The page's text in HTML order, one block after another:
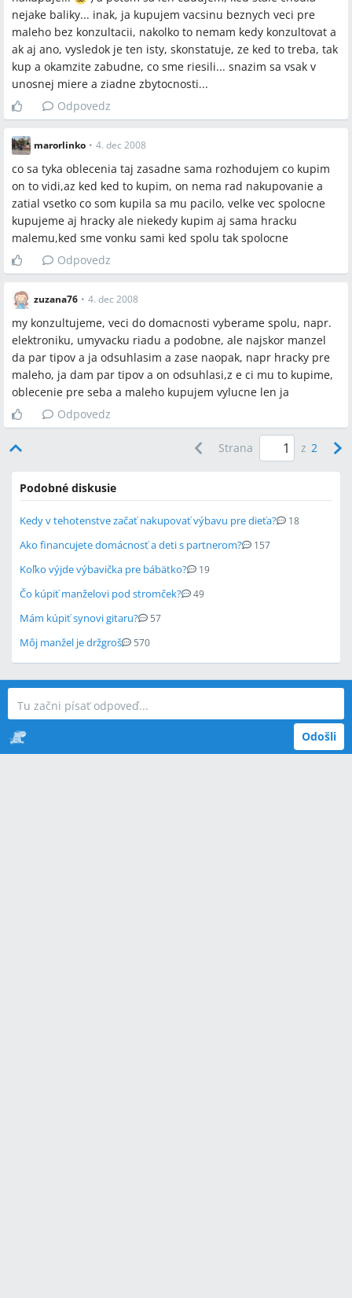
nejake baliky... inak, ja kupujem vacsinu beznych veci pre
maleho bez konzultacii, nakolko to nemam kedy konzultovat a
ak aj ano, vysledok je ten isty, skonstatuje, ze ked to treba, tak
kup a okamzite zabudne, co sme riesili... snazim sa vsak v
unosnej miere a ziadne zbytocnosti...
Odpovedz
marorlinko • 4. dec 2008
co sa tyka oblecenia taj zasadne sama rozhodujem co kupim
on to vidi,az ked ked to kupim, on nema rad nakupovanie a
zatial vsetko co som kupila sa mu pacilo, velke vec spolocne
kupujeme aj hracky ale niekedy kupim aj sama hracku
malemu,ked sme vonku sami ked spolu tak spolocne
Odpovedz
zuzana76 • 4. dec 2008
my konzultujeme, veci do domacnosti vyberame spolu, napr.
elektroniku, umyvacku riadu a podobne, ale najskor manzel
da par tipov a ja odsuhlasim a zase naopak, napr hracky pre
maleho, ja dam par tipov a on odsuhlasi,z e ci mu to kupime,
oblecenie pre seba a maleho kupujem vylucne len ja
Odpovedz
Strana z 2
Podobné diskusie
Kedy v tehotenstve začať nakupovať výbavu pre dieťa? 18
Ako financujete domácnosť a deti s partnerom? 157
Koľko výjde výbavička pre bábätko? 19
Čo kúpiť manželovi pod stromček? 49
Mám kúpiť synovi gitaru? 57
Môj manžel je držgroš 570
Odošli